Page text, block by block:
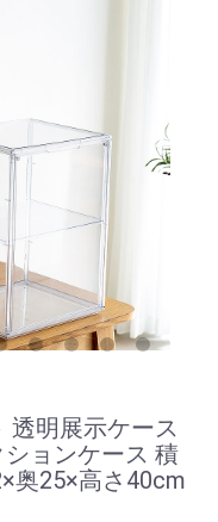
透明展示ケース
ョンケース 積
奥25×高さ40cm